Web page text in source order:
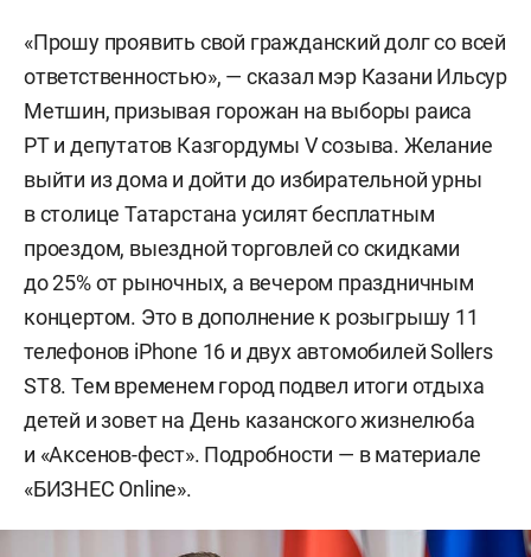
«Прошу проявить свой гражданский долг со всей
ответственностью», — сказал мэр Казани Ильсур
Метшин, призывая горожан на выборы раиса
РТ и депутатов Казгордумы V созыва. Желание
выйти из дома и дойти до избирательной урны
в столице Татарстана усилят бесплатным
проездом, выездной торговлей со скидками
до 25% от рыночных, а вечером праздничным
концертом. Это в дополнение к розыгрышу 11
телефонов iPhone 16 и двух автомобилей Sollers
ST8. Тем временем город подвел итоги отдыха
детей и зовет на День казанского жизнелюба
и «Аксенов-фест». Подробности — в материале
«БИЗНЕС Online».